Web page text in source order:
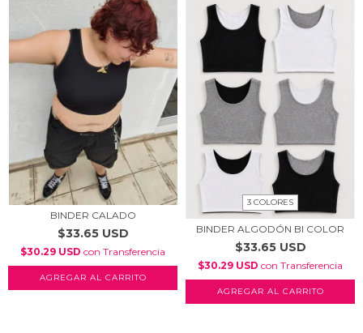
BINDER CALADO
$33.65 USD
$30.29 USD con Transferencia
AGREGAR AL CARRITO
3 COLORES
BINDER ALGODÓN BI COLOR
$33.65 USD
$30.29 USD con Transferencia
AGREGAR AL CARRITO